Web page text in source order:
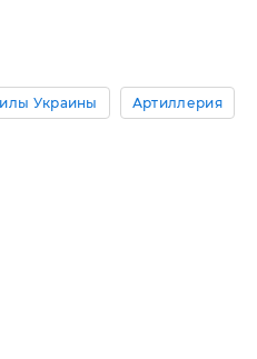
Украины Артиллерия